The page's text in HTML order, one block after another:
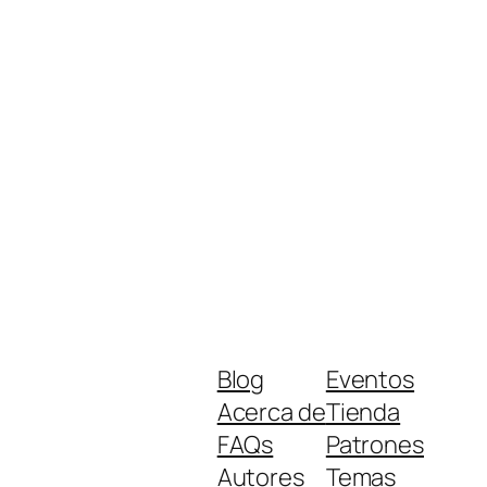
Blog
Acerca de
FAQs
Autores
Eventos
Tienda
Patrones
Temas